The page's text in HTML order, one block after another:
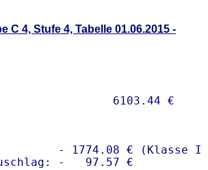
C 4, Stufe 4, Tabelle 01.06.2015 -
- 1774.08 € (Klasse I)
-   97.57 €